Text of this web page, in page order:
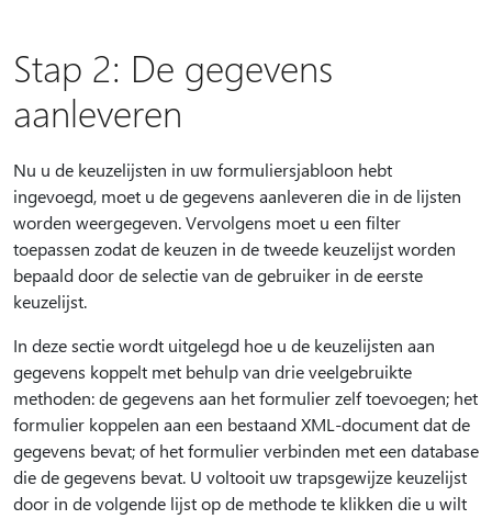
Stap 2: De gegevens
aanleveren
Nu u de keuzelijsten in uw formuliersjabloon hebt
ingevoegd, moet u de gegevens aanleveren die in de lijsten
worden weergegeven. Vervolgens moet u een filter
toepassen zodat de keuzen in de tweede keuzelijst worden
bepaald door de selectie van de gebruiker in de eerste
keuzelijst.
In deze sectie wordt uitgelegd hoe u de keuzelijsten aan
gegevens koppelt met behulp van drie veelgebruikte
methoden: de gegevens aan het formulier zelf toevoegen; het
formulier koppelen aan een bestaand XML-document dat de
gegevens bevat; of het formulier verbinden met een database
die de gegevens bevat. U voltooit uw trapsgewijze keuzelijst
door in de volgende lijst op de methode te klikken die u wilt